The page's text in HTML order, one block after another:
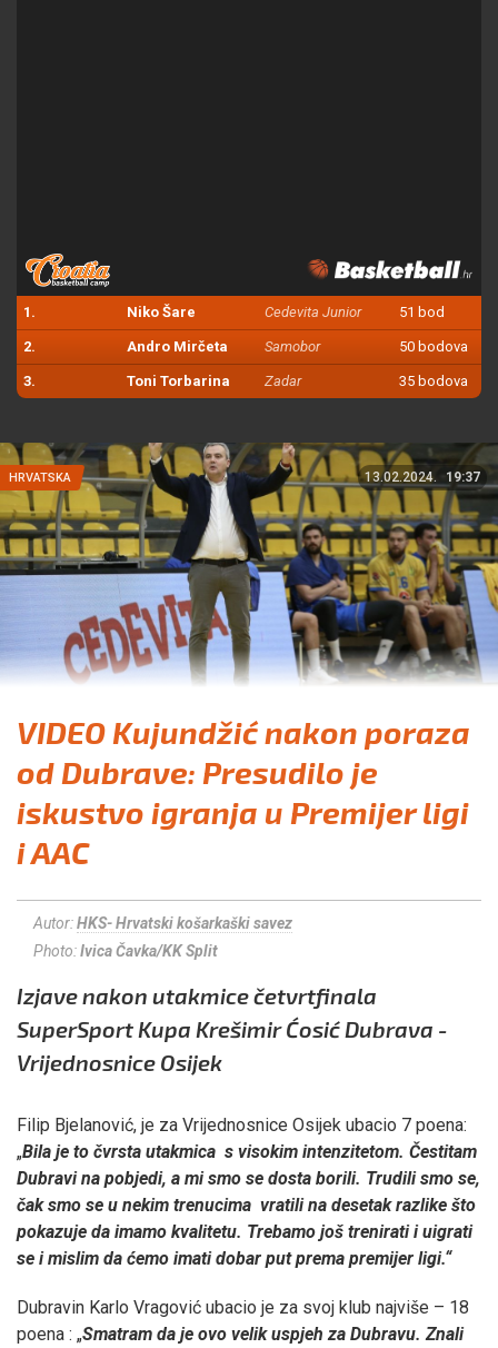
1. Niko Šare Cedevita Junior 51 bod
2. Andro Mirčeta Samobor 50 bodova
3. Toni Torbarina Zadar 35 bodova
HRVATSKA 13.02.2024. 19:37
VIDEO Kujundžić nakon poraza
od Dubrave: Presudilo je
iskustvo igranja u Premijer ligi
i AAC
Autor:HKS- Hrvatski košarkaški savez
Photo:Ivica Čavka/KK Split
Izjave nakon utakmice četvrtfinala
SuperSport Kupa Krešimir Ćosić Dubrava -
Vrijednosnice Osijek
Filip Bjelanović, je za Vrijednosnice Osijek ubacio 7 poena:
„Bila je to čvrsta utakmica s visokim intenzitetom. Čestitam
Dubravi na pobjedi, a mi smo se dosta borili. Trudili smo se,
čak smo se u nekim trenucima vratili na desetak razlike što
pokazuje da imamo kvalitetu. Trebamo još trenirati i uigrati
se i mislim da ćemo imati dobar put prema premijer ligi.“
Dubravin Karlo Vragović ubacio je za svoj klub najviše – 18
poena : „Smatram da je ovo velik uspjeh za Dubravu. Znali